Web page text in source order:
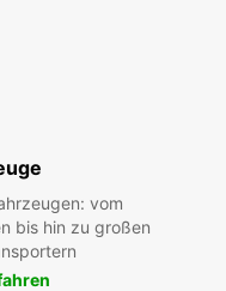
vom
bis hin zu großen